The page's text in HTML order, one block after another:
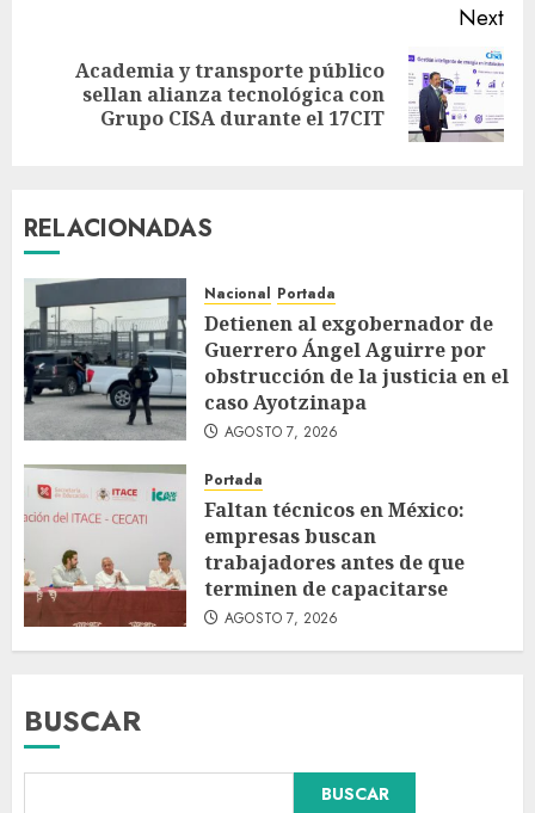
Next
Academia y transporte público
sellan alianza tecnológica con
Grupo CISA durante el 17CIT
RELACIONADAS
Nacional Portada
Detienen al exgobernador de
Guerrero Ángel Aguirre por
obstrucción de la justicia en el
caso Ayotzinapa
AGOSTO 7, 2026
Portada
Faltan técnicos en México:
empresas buscan
trabajadores antes de que
terminen de capacitarse
AGOSTO 7, 2026
BUSCAR
BUSCAR
Christopher Landau